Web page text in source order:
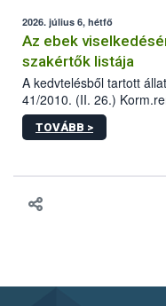
2026. július 6, hétfő
Az ebek
szakértők listája
A kedvtelésből tartott
41/2010. (II. 26.)
sérülés, illetve ennek
hatósági feladatokat,
TOVÁBB >